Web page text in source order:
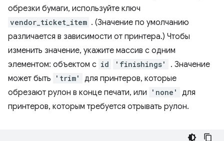
обрезки бумаги, используйте ключ
vendor_ticket_item . (Значение по умолчанию
различается в зависимости от принтера.) Чтобы
изменить значение, укажите массив с одним
элементом: объектом с id 'finishings'
. Значение
может быть
'trim'
для принтеров, которые
обрезают рулон в конце печати, или
'none'
для
принтеров, которым требуется отрывать рулон.